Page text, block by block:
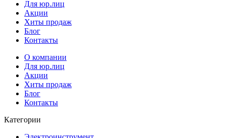
Для юр.лиц
Акции
Хиты продаж
Блог
Контакты
О компании
Для юр.лиц
Акции
Хиты продаж
Блог
Контакты
Категории